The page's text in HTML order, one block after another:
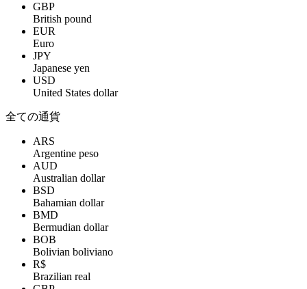
GBP
British pound
EUR
Euro
JPY
Japanese yen
USD
United States dollar
全ての通貨
ARS
Argentine peso
AUD
Australian dollar
BSD
Bahamian dollar
BMD
Bermudian dollar
BOB
Bolivian boliviano
R$
Brazilian real